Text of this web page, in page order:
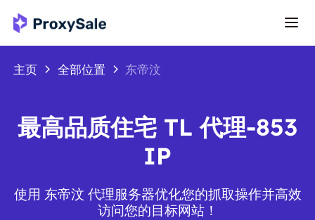
主页 全部位置 东帝汶
最高品质住宅 TL 代理-853
IP
使用 东帝汶 代理服务器优化您的抓取操作并高效
访问您的目标网站！